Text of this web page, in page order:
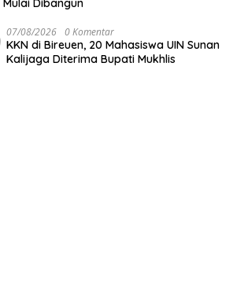
Mulai Dibangun
07/08/2026 0 Komentar
KKN di Bireuen, 20 Mahasiswa UIN Sunan